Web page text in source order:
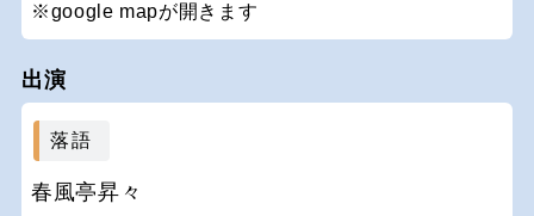
※google mapが開きます
出演
落語
春風亭昇々